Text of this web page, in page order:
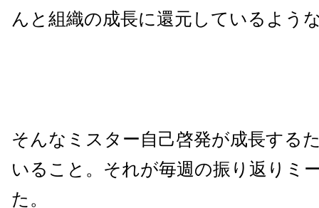
んと組織の成長に還元しているよう
そんなミスター自己啓発が成長する
いること。それが毎週の振り返りミ
た。